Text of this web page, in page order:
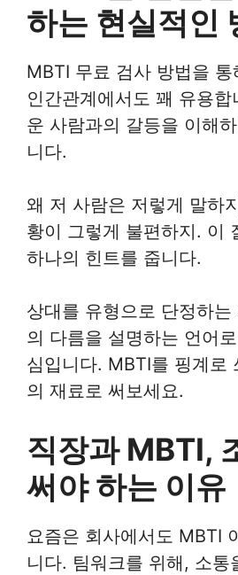
하는 현실적인
MBTI 무료 검사 방법을
인간관계에서도 꽤 유용
운 사람과의 갈등을 이해
니다.
왜 저 사람은 저렇게 말하
황이 그렇게 불편하지. 이
하나의 힌트를 줍니다.
상대를 유형으로 단정하
의 다름을 설명하는 언어
심입니다. MBTI를 핑계로
의 재료로 써보세요.
직장과 MBTI,
써야 하는 이유
요즘은 회사에서도 MBTI
니다. 팀워크를 위해, 소통